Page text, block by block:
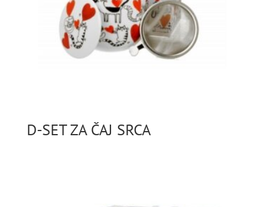
D-SET ZA ČAJ SRCA